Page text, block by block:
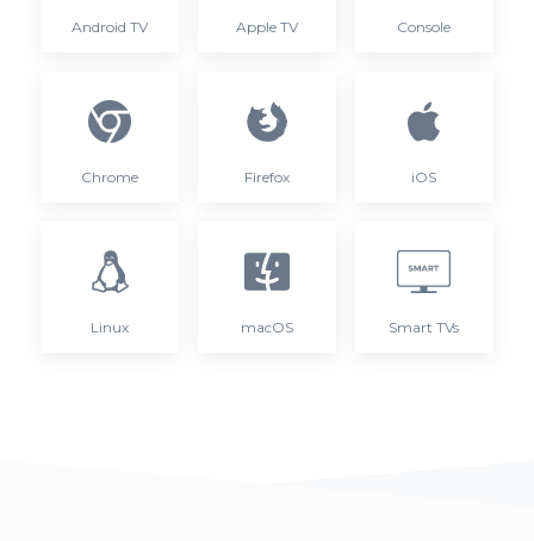
Android TV Apple TV Console
Chrome Firefox iOS
Linux macOS Smart TVs